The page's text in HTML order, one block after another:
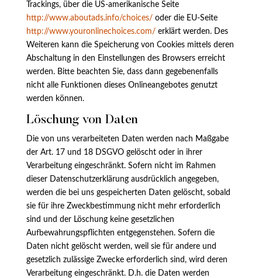
Trackings, über die US-amerikanische Seite
http://www.aboutads.info/choices/ oder die EU-Seite
http://www.youronlinechoices.com/ erklärt werden. Des
Weiteren kann die Speicherung von Cookies mittels deren
Abschaltung in den Einstellungen des Browsers erreicht
werden. Bitte beachten Sie, dass dann gegebenenfalls
nicht alle Funktionen dieses Onlineangebotes genutzt
werden können.
Löschung von Daten
Die von uns verarbeiteten Daten werden nach Maßgabe
der Art. 17 und 18 DSGVO gelöscht oder in ihrer
Verarbeitung eingeschränkt. Sofern nicht im Rahmen
dieser Datenschutzerklärung ausdrücklich angegeben,
werden die bei uns gespeicherten Daten gelöscht, sobald
sie für ihre Zweckbestimmung nicht mehr erforderlich
sind und der Löschung keine gesetzlichen
Aufbewahrungspflichten entgegenstehen. Sofern die
Daten nicht gelöscht werden, weil sie für andere und
gesetzlich zulässige Zwecke erforderlich sind, wird deren
Verarbeitung eingeschränkt. D.h. die Daten werden